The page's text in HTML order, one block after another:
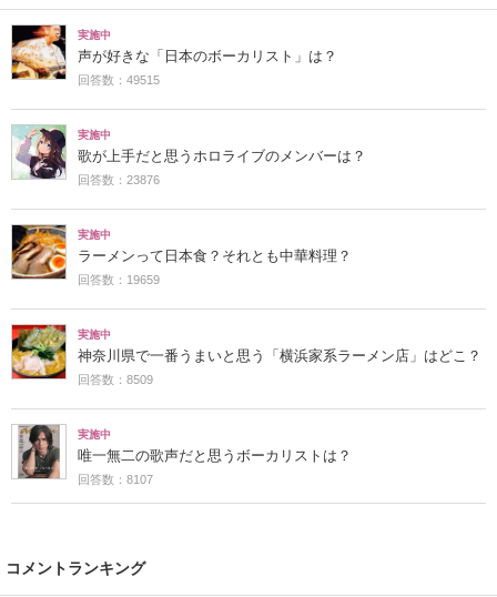
実施中
声が好きな「日本のボーカリスト」は？
回答数：49515
実施中
歌が上手だと思うホロライブのメンバーは？
回答数：23876
実施中
ラーメンって日本食？それとも中華料理？
回答数：19659
実施中
神奈川県で一番うまいと思う「横浜家系ラーメン店」はどこ？
回答数：8509
実施中
唯一無二の歌声だと思うボーカリストは？
回答数：8107
コメントランキング